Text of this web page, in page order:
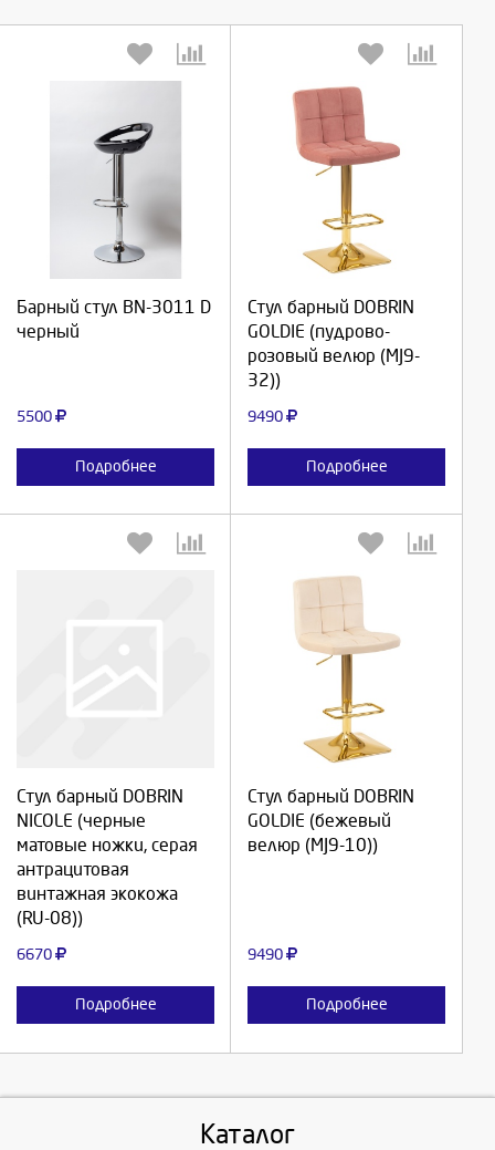
Барный стул BN-3011 D
черный
5500
Подробнее
Выберите количество:
Продолжить
Стул барный DOBRIN
GOLDIE (пудрово-
розовый велюр (MJ9-
32))
9490
Подробнее
Выберите количество:
Продолжить
Отмена
Стул барный DOBRIN
NICOLE (черные
матовые ножки, серая
антрацитовая
винтажная экокожа
(RU-08))
6670
Подробнее
Продолжить
Отмена
Стул барный DOBRIN
GOLDIE (бежевый
велюр (MJ9-10))
9490
Подробнее
Выберите количество:
Продолжить
Каталог